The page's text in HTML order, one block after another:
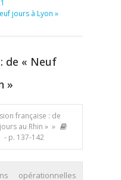
jours à Lyon »
de « Neuf
»
française : de
au Rhin » »
- p. 137-142
opérationnelles